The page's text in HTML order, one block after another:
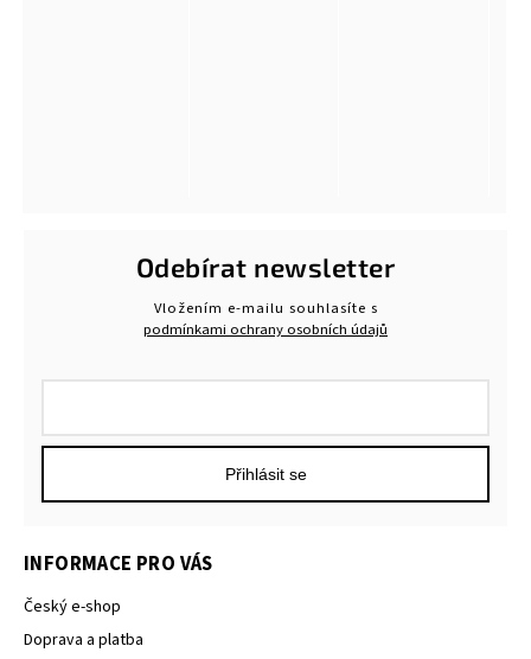
INFORMACE PRO VÁS
Český e-shop
Doprava a platba
Odebírat newsletter
Vložením e-mailu souhlasíte s
podmínkami ochrany osobních údajů
Přihlásit se